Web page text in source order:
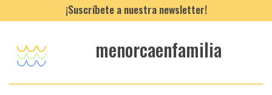
¡Suscríbete a nuestra newsletter!
menorcaenfamilia